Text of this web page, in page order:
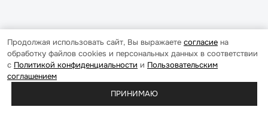
Продолжая использовать сайт, Вы выражаете согласие на
обработку файлов cookies и персональных данных в соответствии
с Политикой конфиденциальности и Пользовательским
соглашением
ПРИНИМАЮ